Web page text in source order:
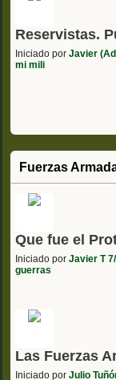
Reservistas.
Iniciado por Javier
mi mili
Fuerzas
Que fue el
Iniciado por Javier T
guerras
Las Fuerzas
Iniciado por Julio